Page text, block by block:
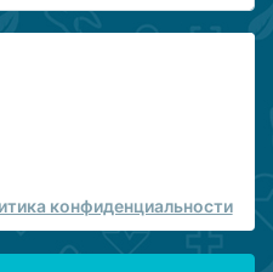
конфиденциальности